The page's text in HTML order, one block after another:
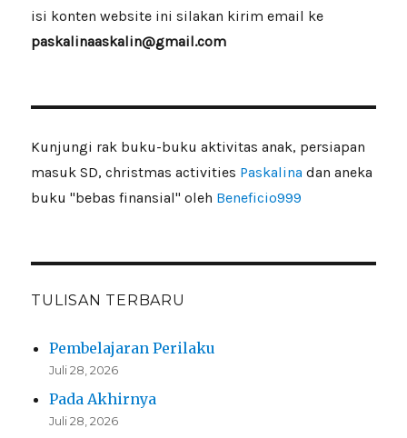
isi konten website ini silakan kirim email ke
paskalinaaskalin@gmail.com
Kunjungi rak buku-buku aktivitas anak, persiapan
masuk SD, christmas activities Paskalinadan aneka
buku "bebas finansial" oleh Beneficio999
TULISAN TERBARU
Pembelajaran Perilaku
Juli 28, 2026
Pada Akhirnya
Juli 28, 2026